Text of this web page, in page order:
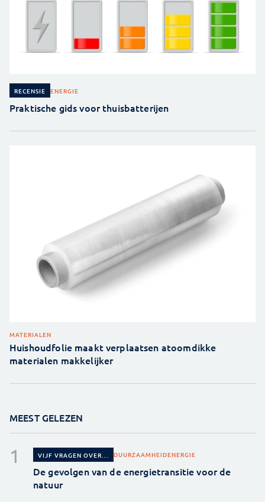
RECENSIE ENERGIE
Praktische gids voor thuisbatterijen
MATERIALEN
Huishoudfolie maakt verplaatsen atoomdikke
materialen makkelijker
MEEST GELEZEN
VIJF VRAGEN OVER... DUURZAAMHEIDENERGIE
De gevolgen van de energietransitie voor de
natuur